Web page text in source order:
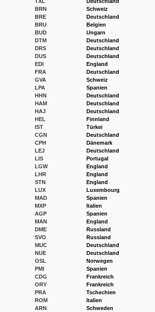
BRN
BRE
BRU
BUD
DTM
DRS
DUS
EDI
FRA
GVA
LPA
HHN
HAM
HAJ
HEL
IST
CGN
CPH
LEJ
LIS
LGW
LHR
STN
LUX
MAD
MXP
AGP
MAN
DME
SVO
MUC
NUE
OSL
PMI
CDG
ORY
PRA
ROM
ARN
Schweiz
Deutschland
Belgien
Ungarn
Deutschland
Deutschland
Deutschland
England
Deutschland
Schweiz
Spanien
Deutschland
Deutschland
Deutschland
Finnland
Türkei
Deutschland
Dänemark
Deutschland
Portugal
England
England
England
Luxembourg
Spanien
Italien
Spanien
England
Russland
Russland
Deutschland
Deutschland
Norwegen
Spanien
Frankreich
Frankreich
Tschechien
Italien
Schweden